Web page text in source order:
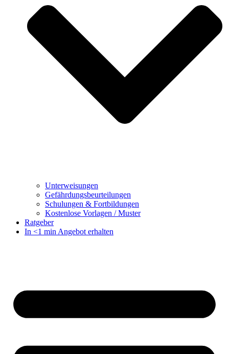
Unterweisungen
Gefährdungsbeurteilungen
Schulungen & Fortbildungen
Kostenlose Vorlagen / Muster
Ratgeber
In <1 min Angebot erhalten